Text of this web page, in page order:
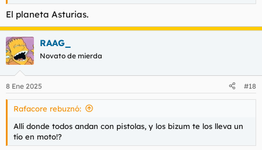
El planeta Asturias.
RAAG_
Novato de mierda
8 Ene 2025 #18
Rafacore rebuznó:
Allí donde todos andan con pistolas, y los bizum te los lleva un
tío en moto!?